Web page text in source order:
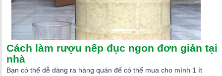
Cách làm rượu nếp đục ngon đơn giản tại
nhà
Bạn có thể dễ dàng ra hàng quán để có thể mua cho mình 1 ít